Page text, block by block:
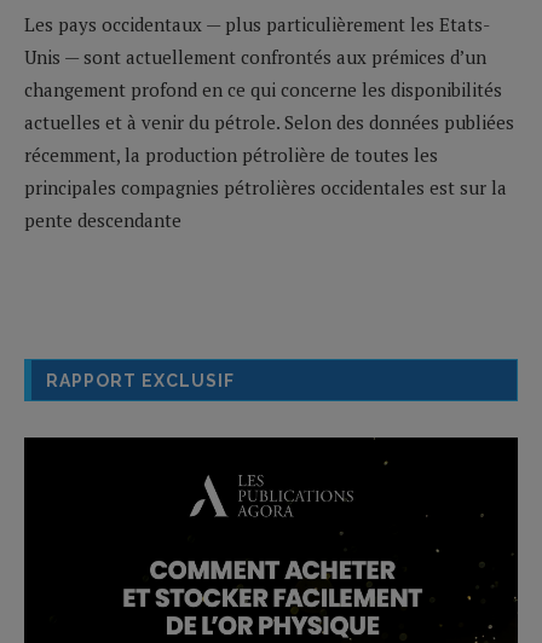
Les pays occidentaux — plus particulièrement les Etats-
Unis — sont actuellement confrontés aux prémices d’un
changement profond en ce qui concerne les disponibilités
actuelles et à venir du pétrole. Selon des données publiées
récemment, la production pétrolière de toutes les
principales compagnies pétrolières occidentales est sur la
pente descendante
RAPPORT EXCLUSIF